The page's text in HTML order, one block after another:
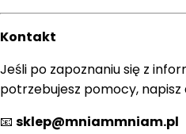
Kontakt
Jeśli po zapoznaniu się z
potrzebujesz pomocy, napisz
📧 sklep@mniammniam.pl